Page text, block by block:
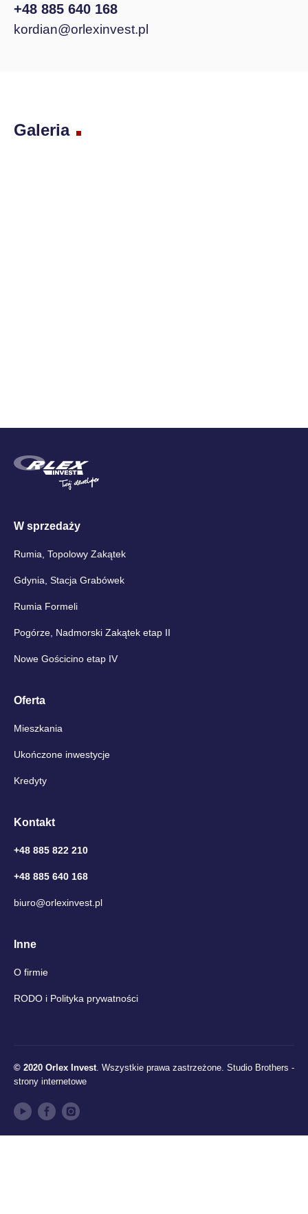
+48 885 640 168
kordian@orlexinvest.pl
Galeria
W sprzedaży
Rumia, Topolowy Zakątek
Gdynia, Stacja Grabówek
Rumia Formeli
Pogórze, Nadmorski Zakątek etap II
Nowe Gościcino etap IV
Oferta
Mieszkania
Ukończone inwestycje
Kredyty
Kontakt
+48 885 822 210
+48 885 640 168
biuro@orlexinvest.pl
Inne
O firmie
RODO i Polityka prywatności
© 2020 Orlex Invest . Wszystkie prawa zastrzeżone. Studio Brothers -
strony internetowe